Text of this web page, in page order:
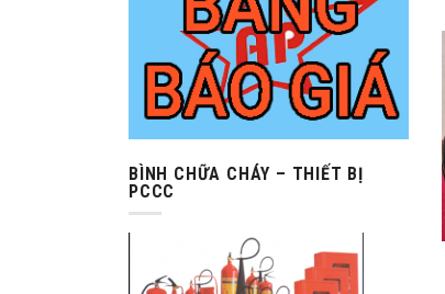
BÌNH CHỮA CHÁY – THIẾT BỊ
PCCC